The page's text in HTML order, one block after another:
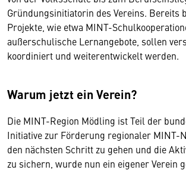
Gründungsinitiatorin des Vereins. Bereits
Projekte, wie etwa MINT-
außerschulische Lernangebote, sollen
koordiniert und weiterentwickelt werden.
Warum jetzt ein Verein?
Die MINT-Region Mödling ist Teil der
Initiative zur Förderung regionaler MINT-
den nächsten Schritt zu gehen und die
zu sichern, wurde nun ein eigener Verein